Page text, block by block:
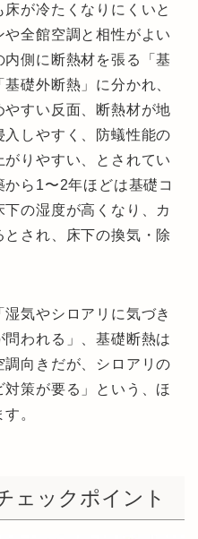
が冷たくなりにくいと
全館空調と相性がよい
側に断熱材を張る「基
礎外断熱」に分かれ、
すい反面、断熱材が地
しやすく、防蟻性能の
りやすい、とされてい
ら1〜2年ほどは基礎コ
の湿度が高くなり、カ
され、床下の換気・除
気やシロアリに気づき
われる」、基礎断熱は
調向きだが、シロアリの
策が要る」という、ほ
。
ェックポイント